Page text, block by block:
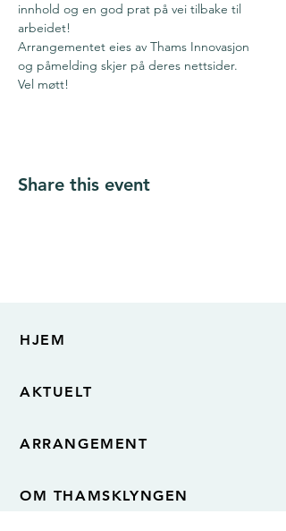
innhold og en god prat på vei tilbake til
arbeidet!
Arrangementet eies av Thams Innovasjon
og påmelding skjer på deres nettsider.
Vel møtt!
Share this event
HJEM
AKTUELT
ARRANGEMENT
OM THAMSKLYNGEN